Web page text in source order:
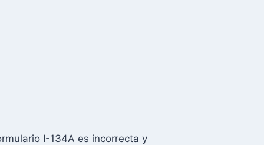
I-134A es incorrecta y